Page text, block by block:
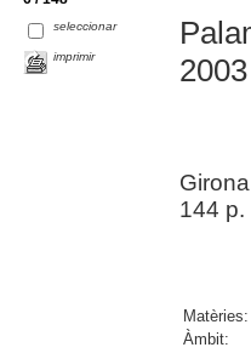
seleccionar
imprimir
144 p.
Matèries:
Àmbit: